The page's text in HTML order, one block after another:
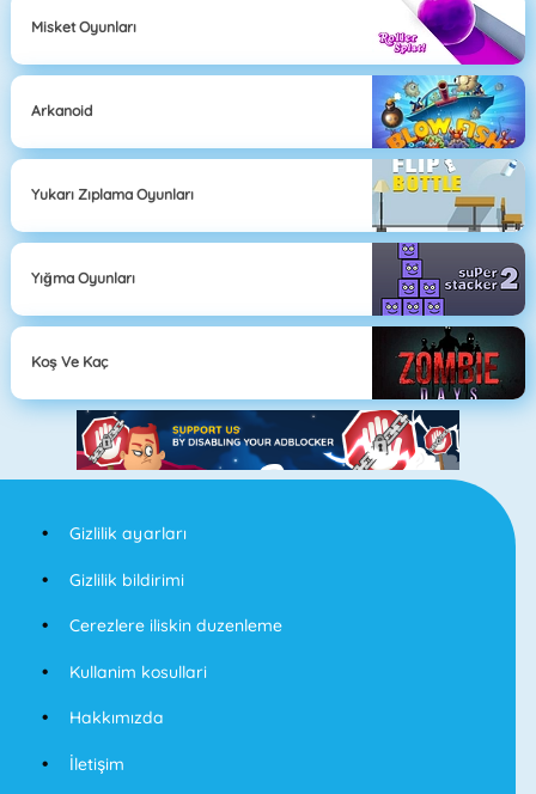
Misket Oyunları
Arkanoid
Yukarı Zıplama Oyunları
Yığma Oyunları
Koş Ve Kaç
Gizlilik ayarları
Gizlilik bildirimi
Cerezlere iliskin duzenleme
Kullanim kosullari
Hakkımızda
İletişim